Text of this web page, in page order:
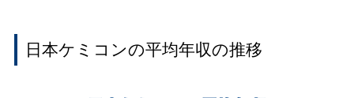
日本ケミコンの平均年収の推移